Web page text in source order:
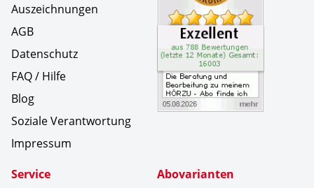
Auszeichnungen
AGB
Datenschutz
FAQ / Hilfe
Blog
Soziale Verantwortung
Impressum
Service
Abovarianten